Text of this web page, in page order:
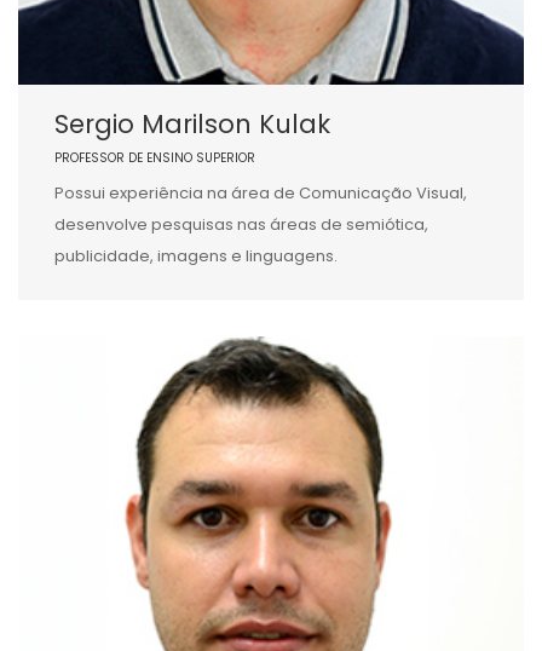
Sergio Marilson Kulak
PROFESSOR DE ENSINO SUPERIOR
Possui experiência na área de Comunicação Visual,
desenvolve pesquisas nas áreas de semiótica,
publicidade, imagens e linguagens.